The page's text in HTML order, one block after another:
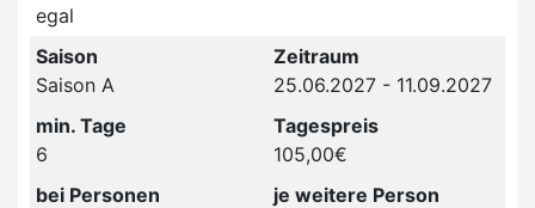
egal
Saison
Saison A
Zeitraum
25.06.2027 - 11.09.2027
min. Tage
6
Tagespreis
105,00€
bei Personen
je weitere Person